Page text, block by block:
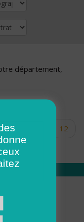
département,
10
12
17